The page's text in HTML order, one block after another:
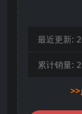
最近更新:
累计销量: